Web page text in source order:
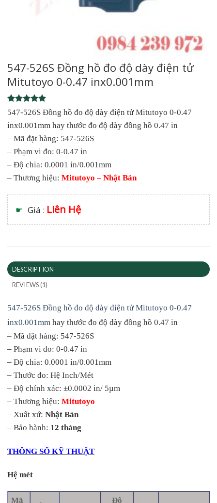
547-526S Đồng hồ đo độ dày điện tử
Mitutoyo 0-0.47 inx0.001mm
Rated5
out of 5
based on
1
rating
547-526S Đồng hồ đo độ dày điện tử Mitutoyo 0-0.47
inx0.001mm hay thước đo độ dày đồng hồ 0.47 in
– Mã đặt hàng: 547-526S
– Phạm vi đo: 0-0.47 in
– Độ chia: 0.0001 in/0.001mm
– Thương hiệu: Mitutoyo – Nhật Bản
☛ Giá : Liên Hệ
DESCRIPTION
REVIEWS (1)
547-526S Đồng hồ đo độ dày điện tử Mitutoyo 0-0.47
inx0.001mm hay thước đo độ dày đồng hồ 0.47 in
– Mã đặt hàng: 547-526S
– Phạm vi đo: 0-0.47 in
– Độ chia: 0.0001 in/0.001mm
– Thước đo: Hệ Inch/Mét
– Độ chính xác: ±0.0002 in/ 5µm
– Thương hiệu: Mitutoyo
– Xuất xứ: Nhật Bản
– Bảo hành: 12 tháng
THÔNG SỐ KỸ THUẬT
Hệ mét
Mã
Độ